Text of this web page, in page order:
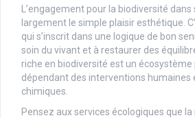
L’engagement pour la biodiversité
largement le simple plaisir esthétique.
qui s’inscrit dans une logique de bon
soin du vivant et à restaurer des
riche en biodiversité est un écosystème
dépendant des interventions humaines
chimiques.
Pensez aux services écologiques que